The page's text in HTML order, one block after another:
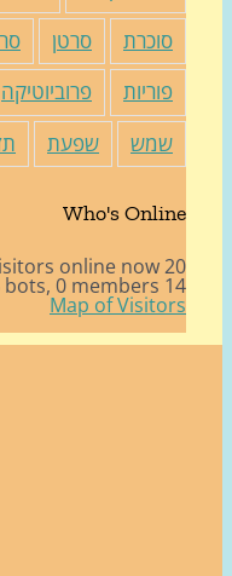
סרטן סרטן שד
פרוביוטיקה קפה
שפעת תזונה
Who's
6 bots, 0 members
Map of